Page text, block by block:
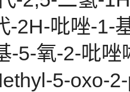
-2H-吡唑-1-
-5-氧-2-吡唑
5-oxo-